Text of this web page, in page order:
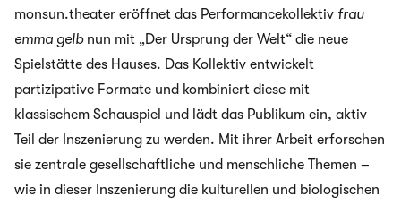
monsun.theater eröffnet das Performancekollektiv frau
emma gelbnun mit „Der Ursprung der Welt“ die neue
Spielstätte des Hauses. Das Kollektiv entwickelt
partizipative Formate und kombiniert diese mit
klassischem Schauspiel und lädt das Publikum ein, aktiv
Teil der Inszenierung zu werden. Mit ihrer Arbeit erforschen
sie zentrale gesellschaftliche und menschliche Themen –
wie in dieser Inszenierung die kulturellen und biologischen